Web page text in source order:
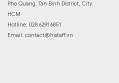
Pho Quang, Tan Binh District, City.
HCM
Hotline: 028 6291 6851
Email: contact@histaff.vn